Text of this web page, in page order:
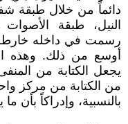
دائماً من خلال طبقة
النيل، طبقة الأصوات
رسمت في داخله خارطة
أوسع من ذلك. وهذه
يجعل الكتابة من
من الكتابة من مركز
بالنسبية، وإدراكاً بأن